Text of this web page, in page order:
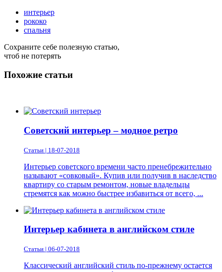
интерьер
рококо
спальня
Сохраните себе полезную статью,
чтоб не потерять
Похожие статьи
Советский интерьер – модное ретро
Статьи | 18-07-2018
Интерьер советского времени часто пренебрежительно
называют «совковый». Купив или получив в наследство
квартиру со старым ремонтом, новые владельцы
стремятся как можно быстрее избавиться от всего, ...
Интерьер кабинета в английском стиле
Статьи | 06-07-2018
Классический английский стиль по-прежнему остается